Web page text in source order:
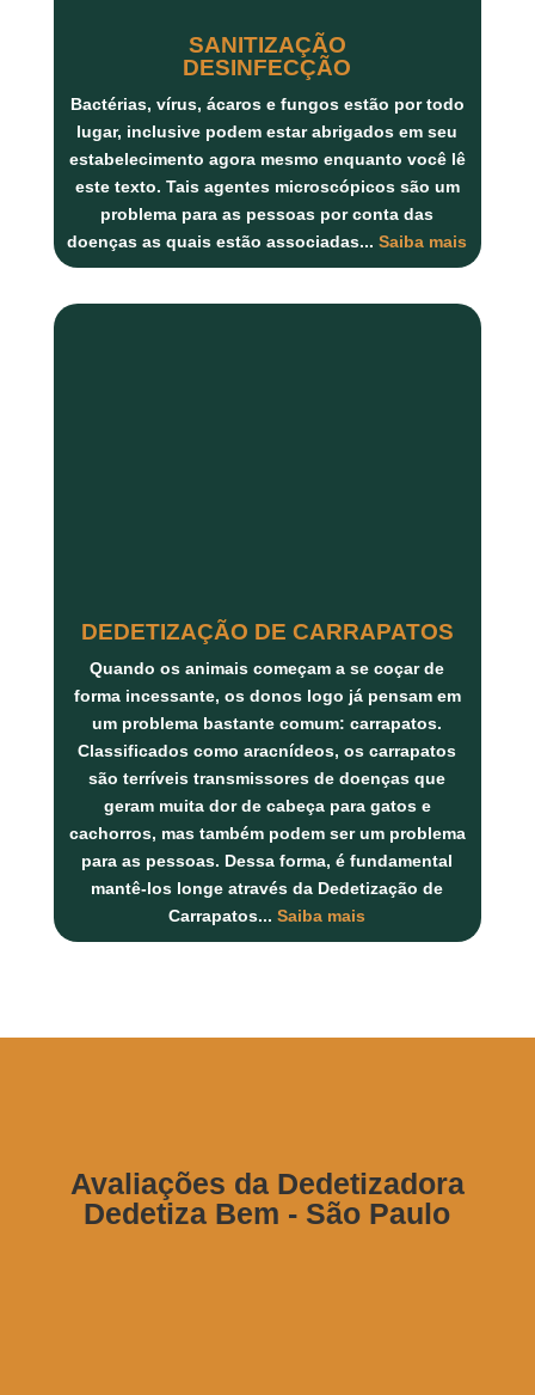
SANITIZAÇÃO
DESINFECÇÃO
Bactérias, vírus, ácaros e fungosestão por todo
lugar, inclusive podem estar abrigados em seu
estabelecimento agora mesmo enquanto você lê
este texto. Tais agentes microscópicos são um
problema para as pessoas por conta das
doenças as quais estão associadas...Saiba mais
DEDETIZAÇÃO DE CARRAPATOS
Quando os animais começam a se coçar de
forma incessante, os donos logo já pensam em
um problema bastante comum: carrapatos.
Classificados como aracnídeos, os carrapatos
são terríveis transmissores de doenças que
geram muita dor de cabeça para gatos e
cachorros, mas também podem ser um problema
para as pessoas. Dessa forma, é fundamental
mantê-los longe através da Dedetização de
Carrapatos...Saiba mais
Avaliações da Dedetizadora
Dedetiza Bem - São Paulo